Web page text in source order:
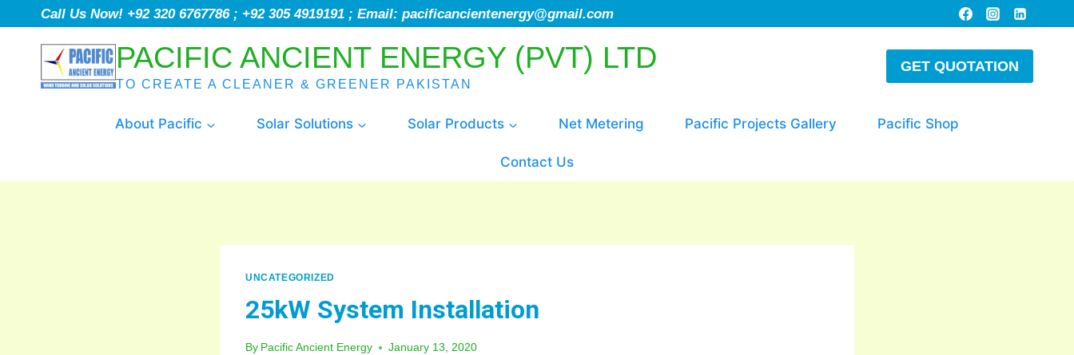
Call Us Now! +92 320 6767786 ; +92 305 4919191 ; Email: pacificancientenergy@gmail.com
PACIFIC ANCIENT ENERGY (PVT) LTD
TO CREATE A CLEANER & GREENER PAKISTAN
GET QUOTATION
About Pacific Solar Solutions Solar Products Net Metering Pacific Projects Gallery Pacific Shop
Contact Us
UNCATEGORIZED
25kW System Installation
By Pacific Ancient Energy January 13, 2020